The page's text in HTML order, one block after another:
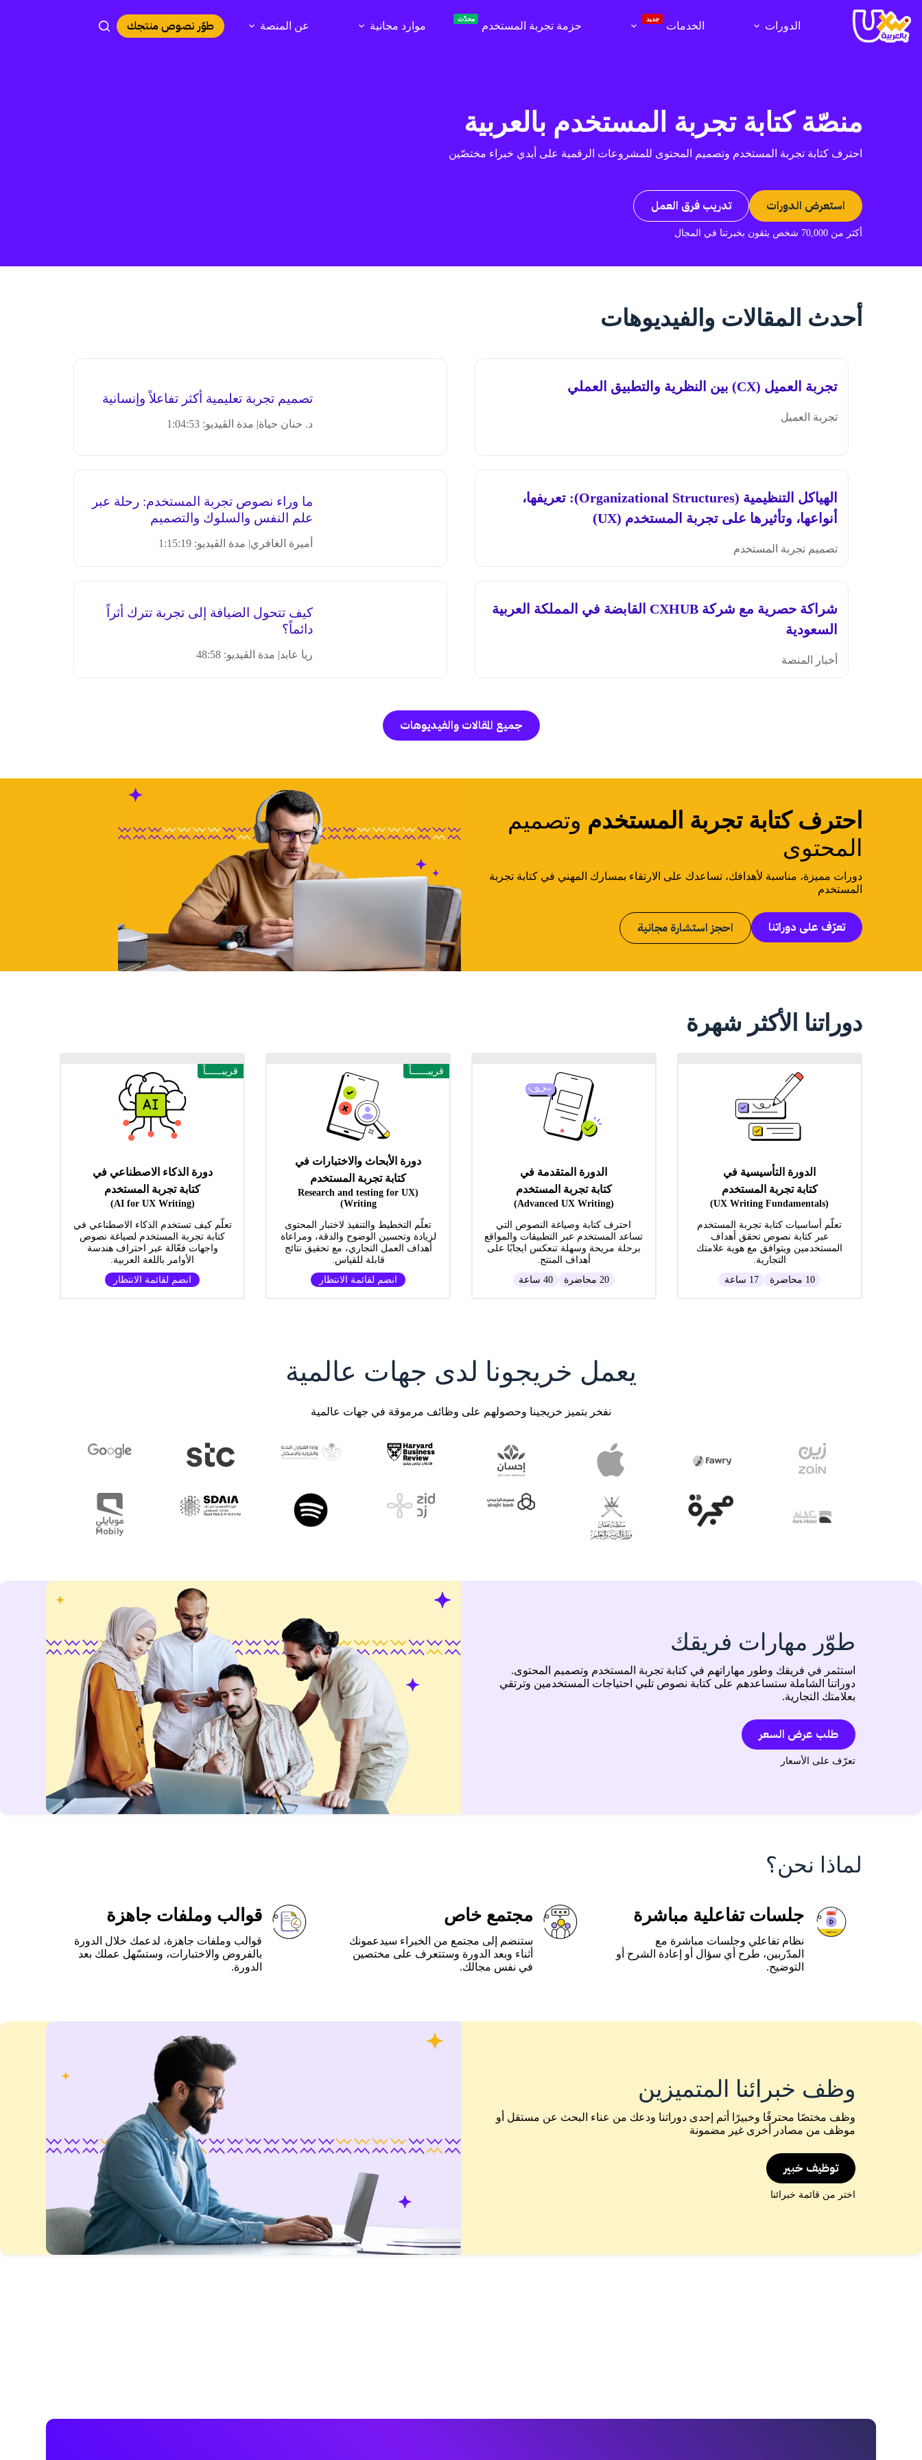
إلى
المحتوى
الدورات الخدمات
جديد
حزمة تجربة المستخدم
محدّث
موارد مجانية عن المنصة طوّر نصوص منتجك
منصّة كتابة تجربة المستخدم بالعربية
احترف كتابة تجربة المستخدم وتصميم المحتوى للمشروعات الرقمية على أيدي خبراء مختصّين
استعرض الدورات تدريب فرق العمل
أكثر من 70,000 شخص يثقون بخبرتنا في المجال
أحدث المقالات والفيديوهات
تجربة العميل (CX) بين النظرية والتطبيق العملي
تجربة العميل
الهياكل التنظيمية (Organizational Structures): تعريفها،
أنواعها، وتأثيرها على تجربة المستخدم (UX)
تصميم تجربة المستخدم
شراكة حصرية مع شركة CXHUB القابضة في المملكة العربية
السعودية
أخبار المنصة
تصميم تجربة تعليمية أكثر تفاعلاً وإنسانية
د. حنان حياة| مدة الڤيديو: 1:04:53
ما وراء نصوص تجربة المستخدم: رحلة عبر
علم النفس والسلوك والتصميم
أميرة الغافري| مدة الڤيديو: 1:15:19
كيف تتحول الضيافة إلى تجربة تترك أثراً
دائماً؟
ريا عابد| مدة الڤيديو: 48:58
جميع المقالات والفيديوهات
احترف كتابة تجربة المستخدم وتصميم
المحتوى
دورات مميزة، مناسبة لأهدافك، تساعدك على الارتقاء بمسارك المهني في كتابة تجربة
المستخدم
تعرّف على دوراتنا احجز استشارة مجانية
دوراتنا الأكثر شهرة
الدورة التأسيسية في
كتابة تجربة المستخدم
(UX Writing Fundamentals)
تعلّم أساسيات كتابة تجربة المستخدم
عبر كتابة نصوص تحقق أهداف
المستخدمين ويتوافق مع هوية علامتك
التجارية.
10 محاضرة
17 ساعة
الدورة المتقدمة في
كتابة تجربة المستخدم
(Advanced UX Writing)
احترف كتابة وصياغة النصوص التي
تساعد المستخدم عبر التطبيقات والمواقع
برحلة مريحة وسهلة تنعكس ايجابًا على
أهداف المنتج.
20 محاضرة
40 ساعة
قريبــــــاً
دورة الأبحاث والاختبارات في
كتابة تجربة المستخدم
(Research and testing for UX
Writing)
تعلّم التخطيط والتنفيذ لاختبار المحتوى
لزيادة وتحسين الوضوح والدقة، ومراعاة
أهداف العمل التجاري، مع تحقيق نتائج
قابلة للقياس.
انضم لقائمة الانتظار
قريبــــــاً
دورة الذكاء الاصطناعي في
كتابة تجربة المستخدم
(AI for UX Writing)
تعلّم كيف تستخدم الذكاء الاصطناعي في
كتابة تجربة المستخدم لصياغة نصوص
واجهات فعّالة عبر احتراف هندسة
الأوامر باللغة العربية.
انضم لقائمة الانتظار
يعمل خريجونا لدى جهات عالمية
نفخر بتميز خريجينا وحصولهم على وظائف مرموقة في جهات عالمية
طوّر مهارات فريقك
استثمر في فريقك وطور مهاراتهم في كتابة تجربة المستخدم وتصميم المحتوى.
دوراتنا الشاملة ستساعدهم على كتابة نصوص تلبي احتياجات المستخدمين وترتقي
بعلامتك التجارية.
طلب عرض السعر
تعرّف على الأسعار
لماذا نحن؟
جلسات تفاعلية مباشرة
نظام تفاعلي وجلسات مباشرة مع
المدّربين، طرح أي سؤال أو إعادة الشرح أو
التوضيح.
مجتمع خاص
ستنضم إلى مجتمع من الخبراء سيدعمونك
أثناء وبعد الدورة وستتعرف على مختصين
في نفس مجالك.
قوالب وملفات جاهزة
قوالب وملفات جاهزة، لدعمك خلال الدورة
بالفروض والاختبارات، وستسّهل عملك بعد
الدورة.
وظف خبرائنا المتميزين
وظف مختصًا محترفًا وخبيرًا أتم إحدى دوراتنا ودعك من عناء البحث عن مستقل أو
موظف من مصادر أخرى غير مضمونة
توظيف خبير
اختر من قائمة خبرائنا